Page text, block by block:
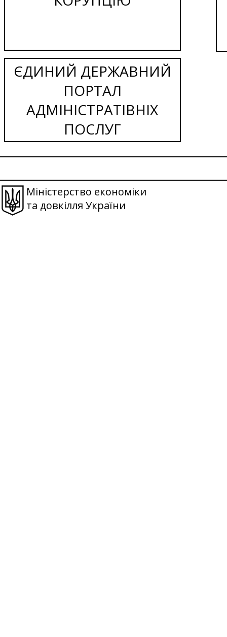
ЄДИНИЙ ДЕРЖАВНИЙ
ПОРТАЛ
АДМІНІСТРАТІВНІХ
ПОСЛУГ
Міністерство економіки
та довкілля України